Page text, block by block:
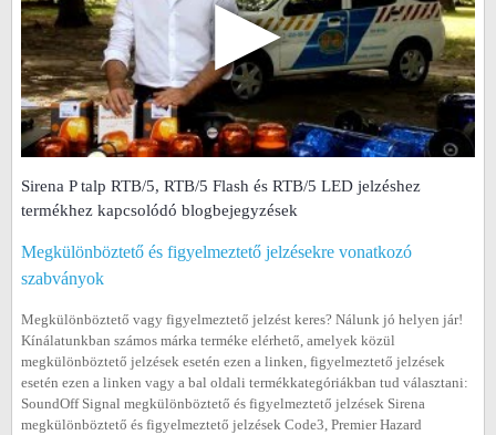
▶
Sirena P talp RTB/5, RTB/5 Flash és RTB/5 LED jelzéshez
termékhez kapcsolódó blogbejegyzések
Megkülönböztető és figyelmeztető jelzésekre vonatkozó
szabványok
Megkülönböztető vagy figyelmeztető jelzést keres? Nálunk jó helyen jár!
Kínálatunkban számos márka terméke elérhető, amelyek közül
megkülönböztető jelzések esetén ezen a linken, figyelmeztető jelzések
esetén ezen a linken vagy a bal oldali termékkategóriákban tud választani:
SoundOff Signal megkülönböztető és figyelmeztető jelzések Sirena
megkülönböztető és figyelmeztető jelzések Code3, Premier Hazard